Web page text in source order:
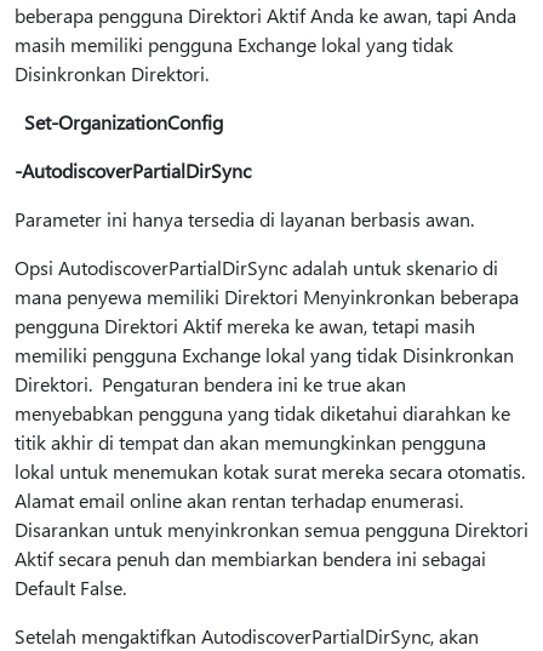
beberapa pengguna Direktori Aktif Anda ke awan, tapi Anda
masih memiliki pengguna Exchange lokal yang tidak
Disinkronkan Direktori.
Set-OrganizationConfig
-AutodiscoverPartialDirSync
Parameter ini hanya tersedia di layanan berbasis awan.
Opsi AutodiscoverPartialDirSync adalah untuk skenario di
mana penyewa memiliki Direktori Menyinkronkan beberapa
pengguna Direktori Aktif mereka ke awan, tetapi masih
memiliki pengguna Exchange lokal yang tidak Disinkronkan
Direktori. Pengaturan bendera ini ke true akan
menyebabkan pengguna yang tidak diketahui diarahkan ke
titik akhir di tempat dan akan memungkinkan pengguna
lokal untuk menemukan kotak surat mereka secara otomatis.
Alamat email online akan rentan terhadap enumerasi.
Disarankan untuk menyinkronkan semua pengguna Direktori
Aktif secara penuh dan membiarkan bendera ini sebagai
Default False.
Setelah mengaktifkan AutodiscoverPartialDirSync, akan